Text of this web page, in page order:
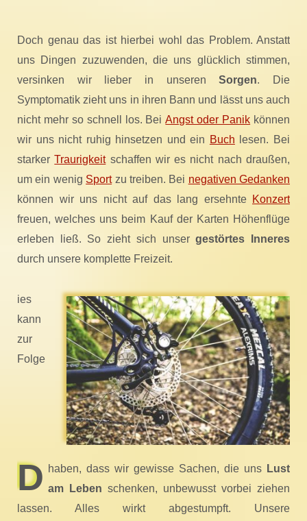
Doch genau das ist hierbei wohl das Problem. Anstatt
uns Dingen zuzuwenden, die uns glücklich stimmen,
versinken wir lieber in unserenSorgen. Die
Symptomatik zieht uns in ihren Bann und lässt uns auch
nicht mehr so schnell los. BeiAngst oder Panik können
wir uns nicht ruhig hinsetzen und ein Buch lesen. Bei
starkerTraurigkeitschaffen wir es nicht nach draußen,
um ein wenig Sportzu treiben. Bei negativen Gedanken
können wir uns nicht auf das lang ersehnte Konzert
freuen, welches uns beim Kauf der Karten Höhenflüge
erleben ließ. So zieht sich unsergestörtes Inneres
durch unsere komplette Freizeit.
D
ies
kann
zur
Folge
haben, dass wir gewisse Sachen, die uns Lust
am Leben schenken, unbewusst vorbei ziehen
lassen. Alles wirkt abgestumpft. Unsere